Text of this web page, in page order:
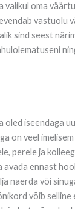
valikul oma
vastuolu
sind seest
oled iseendaga
on veel
perele ja
avada ennast
naerda või
võib selline